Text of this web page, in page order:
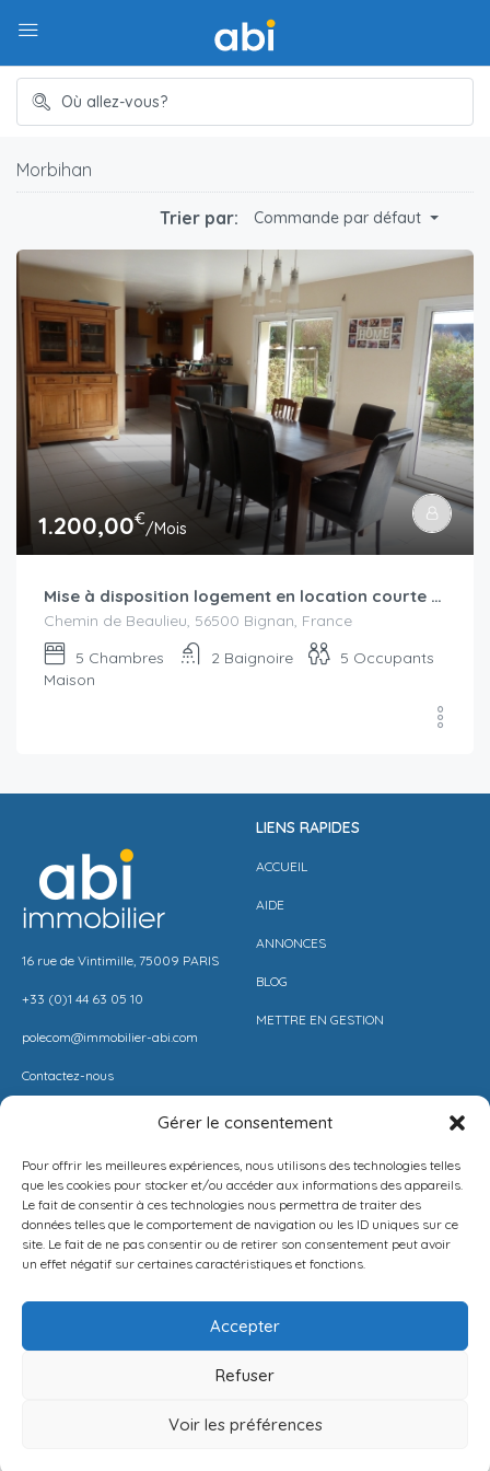
Gérer le consentement
Pour offrir les meilleures expériences, nous utilisons des technologies telles
que les cookies pour stocker et/ou accéder aux informations des appareils.
Le fait de consentir à ces technologies nous permettra de traiter des
données telles que le comportement de navigation ou les ID uniques sur ce
site. Le fait de ne pas consentir ou de retirer son consentement peut avoir
un effet négatif sur certaines caractéristiques et fonctions.
Accepter
Refuser
Voir les préférences
Morbihan
Trier par: Commande par défaut
1.200,00€/Mois
Mise à disposition logement en location courte durée secteur Locminé à partir de septembre-octobre 2025 : bail civil ou bail mobilité
Chemin de Beaulieu, 56500 Bignan, France
5 Chambres 2 Baignoire 5 Occupants
Maison
16 rue de Vintimille, 75009 PARIS
+33 (0)1 44 63 05 10
polecom@immobilier-abi.com
Contactez-nous
LIENS RAPIDES
ACCUEIL
AIDE
ANNONCES
BLOG
METTRE EN GESTION
ESPACE CLIENT
ESTIMER MON LOYER
PROPOSEZ VOTRE APPARTEMENT
BARÈME AGENCE
CONDITIONS DE VENTE
LA SOLUTION IMMO
POLITIQUE DE CONFIDENTIALITÉ
[mc4wp_form id=1282]